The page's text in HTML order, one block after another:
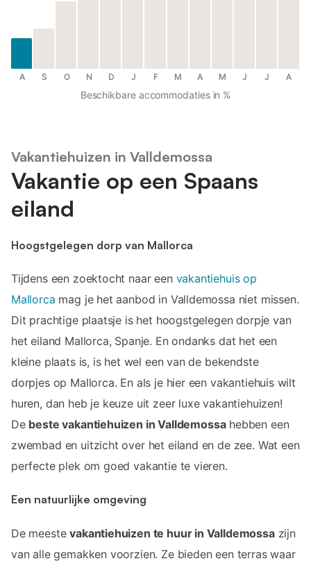
A S O N D J F M A M J J A
Beschikbare accommodaties in %
Vakantiehuizen in Valldemossa
Vakantie op een Spaans
eiland
Hoogstgelegen dorp van Mallorca
Tijdens een zoektocht naar een vakantiehuis op
Mallorca mag je het aanbod in Valldemossa niet missen.
Dit prachtige plaatsje is het hoogstgelegen dorpje van
het eiland Mallorca, Spanje. En ondanks dat het een
kleine plaats is, is het wel een van de bekendste
dorpjes op Mallorca. En als je hier een vakantiehuis wilt
huren, dan heb je keuze uit zeer luxe vakantiehuizen!
De beste vakantiehuizen in Valldemossahebben een
zwembad en uitzicht over het eiland en de zee. Wat een
perfecte plek om goed vakantie te vieren.
Een natuurlijke omgeving
De meestevakantiehuizen te huur in Valldemossazijn
van alle gemakken voorzien. Ze bieden een terras waar